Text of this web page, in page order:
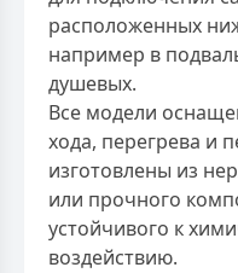
расположенных
например в
душевых.
Все модели
хода, перегрева и
изготовлены из
или прочного
устойчивого к
воздействию.